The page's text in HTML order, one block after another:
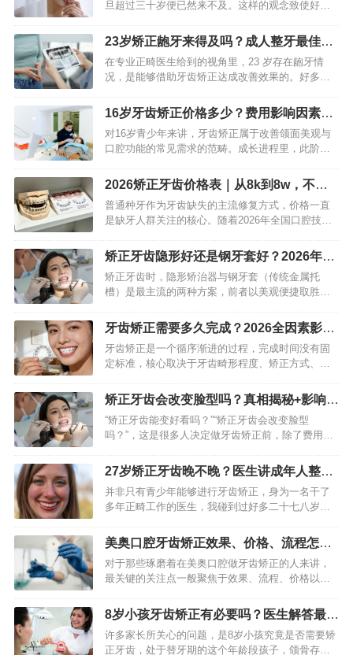
旦超过三十岁便已然来不及。这样的观念致使好多
择默默忍受。实际上，从专业层面来讲，牙齿移动
的生物学根基是终身都存在…
23岁矫正龅牙来得及吗？成人整牙最佳时
机与时长详解
在专业正畸医生给到的视角里，23 岁存在龅牙情
况，是能够借助牙齿矫正达成改善效果的。好多人
上成年人的颌骨尽管已经发育到定型状态，不过牙
齿依旧能够于科学施…
16岁牙齿矫正价格多少？费用影响因素全
解析
对16岁青少年来讲，牙齿矫正属于改善颌面美观与
口腔功能的常见需求的范畴。成长进程里，此阶段
能使笑容更具自信，还对提升口腔健康水平有益。
家长向专业人士咨询牙齿…
2026矫正牙齿价格表｜从8k到8w，不同
方式费用明细全解析
普通种牙作为牙齿缺失的主流修复方式，价格一直
是缺牙人群关注的核心。随着2026年全国口腔技耗
别“万元时代”。普通种牙费用并非固定数值，受种植
体品牌、牙冠材质…
矫正牙齿隐形好还是钢牙套好？2026年精
准对比指南
矫正牙齿时，隐形矫治器与钢牙套（传统金属托
槽）是最主流的两种方案，前者以美观便捷取胜，
会陷入“选隐形还是钢牙套”的纠结，实则两者无绝对
优劣，核心取决于口腔畸…
牙齿矫正需要多久完成？2026全因素影响
指南
牙齿矫正是一个循序渐进的过程，完成时间没有固
定标准，核心取决于牙齿畸形程度、矫正方式、年
矫正人群都希望快速完成矫正，但盲目追求速度可
能影响矫正效果与口腔…
矫正牙齿会改变脸型吗？真相揭秘+影响程
度全解析
“矫正牙齿能变好看吗？”“矫正牙齿会改变脸型
吗？”，这是很多人决定做牙齿矫正前，除了费用、
“正畸后圆脸变鹅蛋脸”的案例，也有不少人反馈“矫
正后脸型毫无变…
27岁矫正牙齿晚不晚？医生讲成年人整牙
利弊与最佳时机
并非只有青少年能够进行牙齿矫正，身为一名干了
多年正畸工作的医生，我碰到过好多二十七八岁乃
够做牙齿矫正。年龄自身不是起决定作用的障碍，
虽说成年人的颌骨已经固…
美奥口腔牙齿矫正效果、价格、流程怎么
样？过来人分享真实经历
对于那些琢磨着在美奥口腔做牙齿矫正的人来讲，
最关键的关注点一般聚焦于效果、流程、价格以及
口腔医疗项目，它不单单是为了提升美观度，更是
对口腔健康进行的长期投入…
8岁小孩牙齿矫正有必要吗？医生解答最佳
时机与方法
许多家长所关心的问题，是8岁小孩究竟是否需要矫
正牙齿，处于替牙期的这个年龄段孩子，颌骨存在